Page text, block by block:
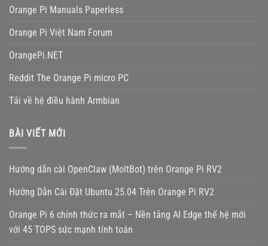
Orange Pi Manuals Paperless
Orange Pi Việt Nam Forum
OrangePi.NET
Reddit The Orange Pi micro PC
Tải về hệ điều hành Armbian
BÀI VIẾT MỚI
Hướng dẫn cài OpenClaw (MoltBot) trên Orange Pi RV2
Hướng Dẫn Cài Đặt Ubuntu 25.04 Trên Orange Pi RV2
Orange Pi 6 chính thức ra mắt – Nền tảng AI Edge thế hệ mới
với 45 TOPS sức mạnh tính toán